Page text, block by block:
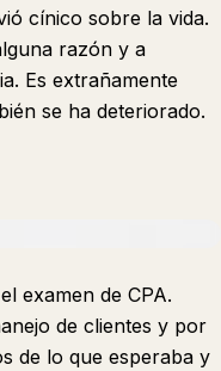
cínico sobre la vida.
razón y a
Es extrañamente
se ha deteriorado.
examen de CPA.
de clientes y por
de lo que esperaba y